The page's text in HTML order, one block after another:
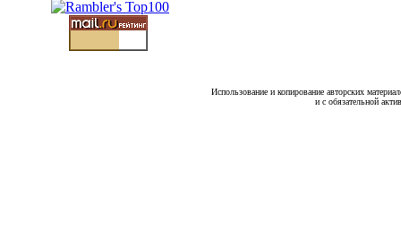
Использование и копирование авторских
и с обязательной